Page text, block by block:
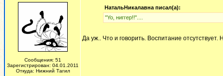
Сообщения: 51
Зарегистрирован: 04.01.2011
Откуда: Нижний Тагил
НатальНикалавна писал(а):
"Yo, ниггер!!"....
Да уж.. Что и говорить. Воспитание отсутствует.